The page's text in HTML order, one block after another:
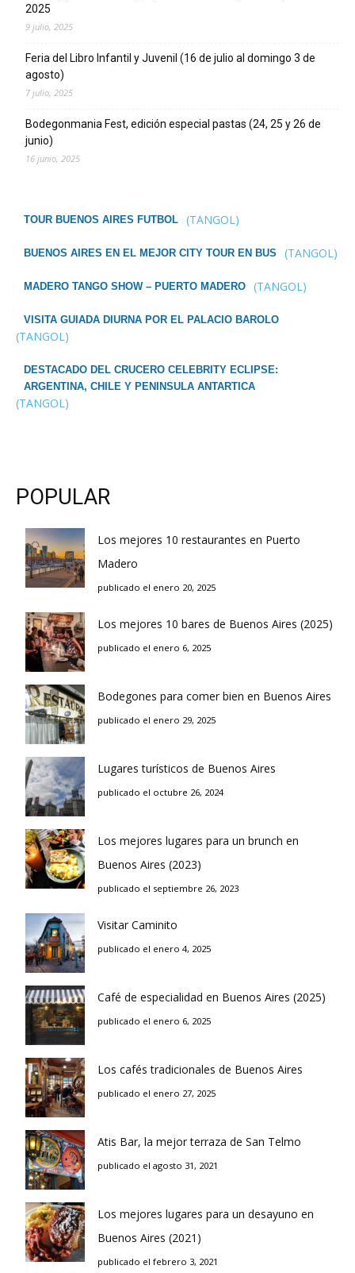
2025
9 julio, 2025
Feria del Libro Infantil y Juvenil (16 de julio al domingo 3 de
agosto)
7 julio, 2025
Bodegonmania Fest, edición especial pastas (24, 25 y 26 de
junio)
16 junio, 2025
TOUR BUENOS AIRES FUTBOL (TANGOL)
BUENOS AIRES EN EL MEJOR CITY TOUR EN BUS (TANGOL)
MADERO TANGO SHOW – PUERTO MADERO (TANGOL)
VISITA GUIADA DIURNA POR EL PALACIO BAROLO
(TANGOL)
DESTACADO DEL CRUCERO CELEBRITY ECLIPSE:
ARGENTINA, CHILE Y PENINSULA ANTARTICA
(TANGOL)
POPULAR
Los mejores 10 restaurantes en Puerto
Madero
publicado el enero 20, 2025
Los mejores 10 bares de Buenos Aires (2025)
publicado el enero 6, 2025
Bodegones para comer bien en Buenos Aires
publicado el enero 29, 2025
Lugares turísticos de Buenos Aires
publicado el octubre 26, 2024
Los mejores lugares para un brunch en
Buenos Aires (2023)
publicado el septiembre 26, 2023
Visitar Caminito
publicado el enero 4, 2025
Café de especialidad en Buenos Aires (2025)
publicado el enero 6, 2025
Los cafés tradicionales de Buenos Aires
publicado el enero 27, 2025
Atis Bar, la mejor terraza de San Telmo
publicado el agosto 31, 2021
Los mejores lugares para un desayuno en
Buenos Aires (2021)
publicado el febrero 3, 2021